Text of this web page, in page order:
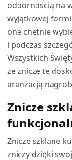
odpornością na
wyjątkowej
one chętnie
i podczas
Wszystkich
że znicze te
aranżacją
Znicze
Znicze szklane
zniczy dzięki